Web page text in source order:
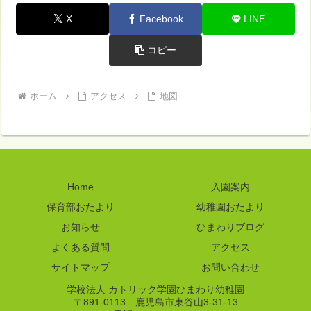
X Facebook LINE
コピー
ホーム アクセス 地図
Home
入園案内
保育部おたより
幼稚園おたより
お知らせ
ひまわりブログ
よくある質問
アクセス
サイトマップ
お問い合わせ
学校法人 カトリック学園ひまわり幼稚園
〒891-0113 鹿児島市東谷山3-31-13